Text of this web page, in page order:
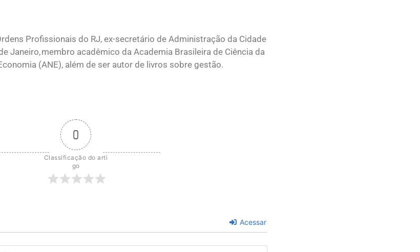
Profissionais do RJ, ex-secretário de Administração da Cidade
Janeiro, membro acadêmico da Academia Brasileira de Ciência da
(ANE), além de ser autor de livros sobre gestão.
0
Classificação do arti
go
Acessar